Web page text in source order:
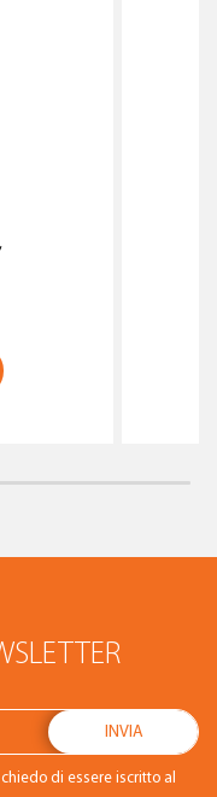
di essere iscritto al